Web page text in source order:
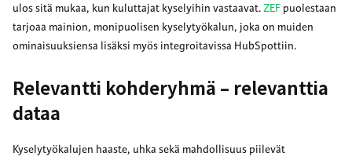
ulos sitä mukaa, kun kuluttajat kyselyihin vastaavat.ZEF puolestaan
tarjoaa mainion, monipuolisen kyselytyökalun, joka on muiden
ominaisuuksiensa lisäksi myös integroitavissa HubSpottiin.
Relevantti kohderyhmä – relevanttia
dataa
Kyselytyökalujen haaste, uhka sekä mahdollisuus piilevät